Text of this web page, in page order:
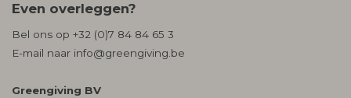
Even overleggen?
Bel ons op +32 (0)7 84 84 65 3
E-mail naar info@greengiving.be
Greengiving BV